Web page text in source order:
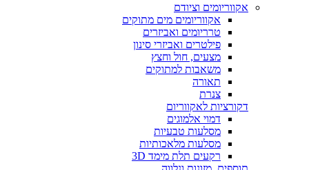
אקווריומים וציודם
אקווריומים מים מתוקים
טרריומים ואביזרים
פילטרים ואביזרי סינון
מצעים, חול וחצץ
משאבות למתוקים
תאורה
צנרת
דקורציות לאקווריום
דמוי אלמוגים
מסלעות טבעיות
מסלעות מלאכותיות
רקעים תלת מימד 3D